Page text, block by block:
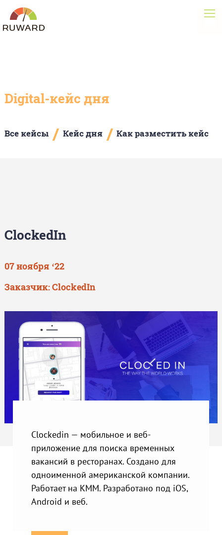
Digital-кейс дня
Все кейсы / Кейс дня / Как разместить кейс
ClockedIn
07 ноября ‘22
Заказчик: ClockedIn
Clockedin — мобильное и веб-
приложение для поиска временных
вакансий в ресторанах. Создано для
одноименной американской компании.
Работает на KMM. Разработано под iOS,
Android и веб.